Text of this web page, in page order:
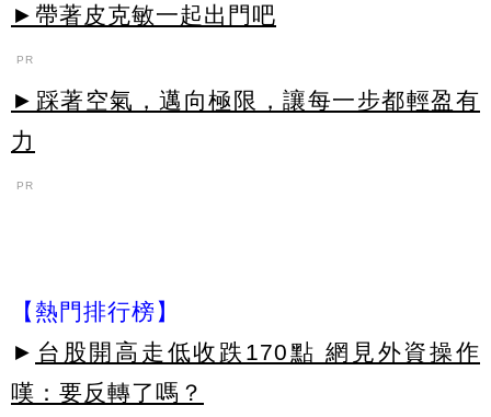
►帶著皮克敏一起出門吧
PR
►踩著空氣，邁向極限，讓每一步都輕盈有
力
PR
【熱門排行榜】
► 台股開高走低收跌170點 網見外資操作
嘆：要反轉了嗎？